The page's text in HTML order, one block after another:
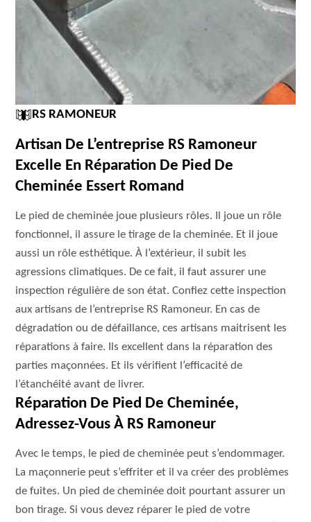
RS RAMONEUR
Artisan De L’entreprise RS Ramoneur
Excelle En Réparation De Pied De
Cheminée Essert Romand
Le pied de cheminée joue plusieurs rôles. Il joue un rôle
fonctionnel, il assure le tirage de la cheminée. Et il joue
aussi un rôle esthétique. À l’extérieur, il subit les
agressions climatiques. De ce fait, il faut assurer une
inspection régulière de son état. Confiez cette inspection
aux artisans de l’entreprise RS Ramoneur. En cas de
dégradation ou de défaillance, ces artisans maitrisent les
réparations à faire. Ils excellent dans la réparation des
parties maçonnées. Et ils vérifient l’efficacité de
l’étanchéité avant de livrer.
Réparation De Pied De Cheminée,
Adressez-Vous À RS Ramoneur
Avec le temps, le pied de cheminée peut s’endommager.
La maçonnerie peut s’effriter et il va créer des problèmes
de fuites. Un pied de cheminée doit pourtant assurer un
bon tirage. Si vous devez réparer le pied de votre